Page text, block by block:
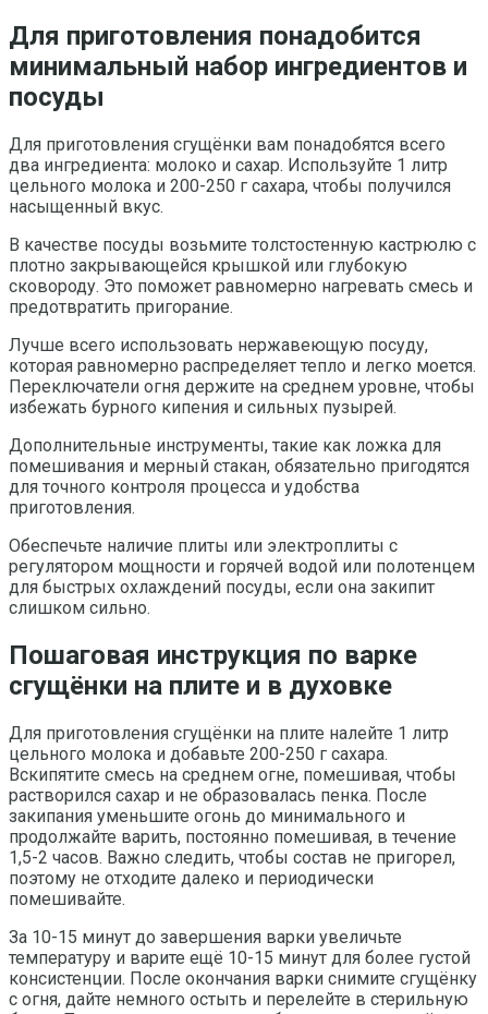
Для приготовления понадобится
минимальный набор ингредиентов и
посуды
Для приготовления сгущёнки вам понадобятся всего
два ингредиента: молоко и сахар. Используйте 1 литр
цельного молока и 200-250 г сахара, чтобы получился
насыщенный вкус.
В качестве посуды возьмите толстостенную кастрюлю с
плотно закрывающейся крышкой или глубокую
сковороду. Это поможет равномерно нагревать смесь и
предотвратить пригорание.
Лучше всего использовать нержавеющую посуду,
которая равномерно распределяет тепло и легко моется.
Переключатели огня держите на среднем уровне, чтобы
избежать бурного кипения и сильных пузырей.
Дополнительные инструменты, такие как ложка для
помешивания и мерный стакан, обязательно пригодятся
для точного контроля процесса и удобства
приготовления.
Обеспечьте наличие плиты или электроплиты с
регулятором мощности и горячей водой или полотенцем
для быстрых охлаждений посуды, если она закипит
слишком сильно.
Пошаговая инструкция по варке
сгущёнки на плите и в духовке
Для приготовления сгущёнки на плите налейте 1 литр
цельного молока и добавьте 200-250 г сахара.
Вскипятите смесь на среднем огне, помешивая, чтобы
растворился сахар и не образовалась пенка. После
закипания уменьшите огонь до минимального и
продолжайте варить, постоянно помешивая, в течение
1,5-2 часов. Важно следить, чтобы состав не пригорел,
поэтому не отходите далеко и периодически
помешивайте.
За 10-15 минут до завершения варки увеличьте
температуру и варите ещё 10-15 минут для более густой
консистенции. После окончания варки снимите сгущёнку
с огня, дайте немного остыть и перелейте в стерильную